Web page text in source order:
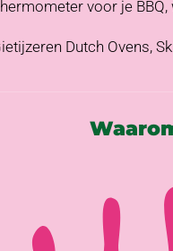
voor je
Dutch Ovens,